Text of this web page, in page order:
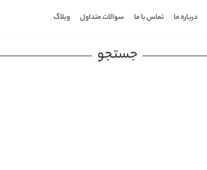
درباره ما تماس با ما سوالات متداول وبلاگ
جستجو